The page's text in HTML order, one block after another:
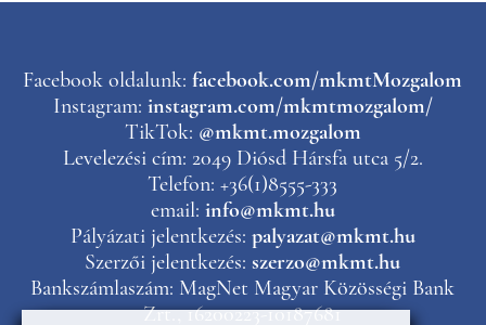
Facebook oldalunk:facebook.com/mkmtMozgalom
Instagram: instagram.com/mkmtmozgalom/
TikTok: @mkmt.mozgalom
Levelezési cím: 2049 Diósd Hársfa utca 5/2.
Telefon: +36(1)8555-333
email: info@mkmt.hu
Pályázati jelentkezés: palyazat@mkmt.hu
Szerzői jelentkezés:szerzo@mkmt.hu
Bankszámlaszám: MagNet Magyar Közösségi Bank
Zrt., 16200223-10187681